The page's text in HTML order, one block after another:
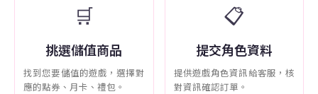
🛒
挑選儲值商品
找到您要儲值的遊戲，選擇對
應的點券、月卡、禮包。
📋
提交角色資料
提供遊戲角色資訊給客服，核
對資訊確認訂單。